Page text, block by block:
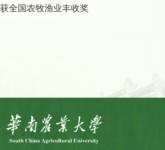
全国农牧渔业丰收奖